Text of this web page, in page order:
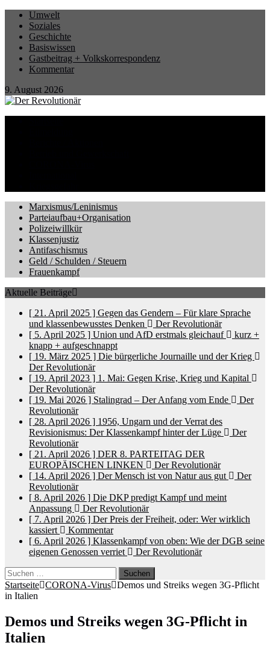
Umwelt
Soziales
Geschichte
Basiswissen
Gastbeitrag + Volkskorrespondenz
Kommentar
9. August 2026
Marxismus/Leninismus
Parteiaufbau+Organisation
Polizeiwillkür
Klassenjustiz
Antifaschismus
Geld / Schulden / Steuern
Frauenkampf
Aktuelle Beiträge
[ 21. April 2025 ] Gegen das Gendern – Für klare Sprache
und klassenbewusstes Denken
Der Revolutionär
[ 5. April 2025 ] Union und AfD erstmals gleichauf
kurz +
knapp + aufgeschnappt
[ 19. März 2025 ] Die bürgerliche Journaille und der Krieg
Der Revolutionär
[ 19. April 2023 ] 1. Mai: Gegen Krise, Krieg und Kapital
Der Revolutionär
[ 19. Mai 2026 ] Stalingrad – Der Anfang vom Ende
Der
Revolutionär
[ 28. April 2026 ] 1956, Ungarn und der Verrat des
Revisionismus: Der Klassenkampf hinter der Lüge
Der
Revolutionär
[ 21. April 2026 ] DER 8. PARTEITAG DER
EUROPÄISCHEN LINKEN
Der Revolutionär
[ 14. April 2026 ] Der Mensch ist von Natur aus gut
Der
Revolutionär
[ 8. April 2026 ] Die DKP predigt Kampf und meint
Anpassung
Der Revolutionär
[ 7. April 2026 ] Der Preis der Freiheit, oder: Wer wirklich
kassiert
Kommentar
[ 6. April 2026 ] Klassenkampf von oben: Wie der DGB seine
eigenen Genossen verriet
Der Revolutionär
Suchen
nach:
Startseite CORONA-Virus Demos und Streiks wegen 3G-Pflicht
in Italien
Demos und Streiks wegen 3G-Pflicht in
Italien